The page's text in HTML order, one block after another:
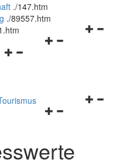
./147.htm
./89557.htm
Navigationsmenü
Navigationsmenü
Navigationsmenü
schließen